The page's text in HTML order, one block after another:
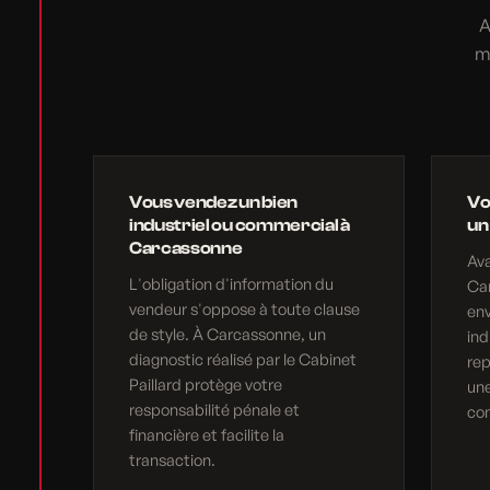
Vous vendez un bien
industriel ou commercial à
Carcassonne
L'obligation d'information du
vendeur s'oppose à toute clause
de style. À Carcassonne, un
diagnostic réalisé par le Cabinet
Paillard protège votre
responsabilité pénale et
financière et facilite la
transaction.